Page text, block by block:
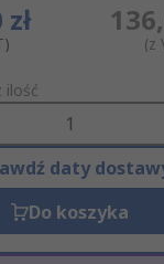
(z
ilość
daty
Do koszyka